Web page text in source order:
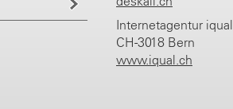
Internetagentur iqual
CH-3018 Bern
www.iqual.ch